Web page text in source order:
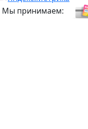
Мы принимаем: